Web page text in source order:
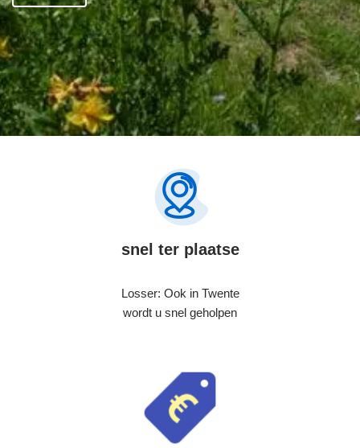
snel ter plaatse
Losser: Ook in Twente
wordt u snel geholpen